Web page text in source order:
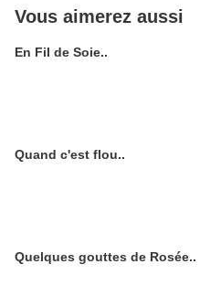
Vous aimerez aussi
En Fil de Soie..
Quand c'est flou..
Quelques gouttes de Rosée..